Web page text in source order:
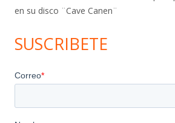
en su disco ¨Cave Canen¨
SUSCRIBETE